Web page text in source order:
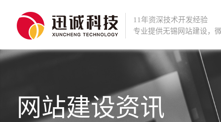
11年资深技术开发经验
专业提供无锡网站建设，
网站建设资讯